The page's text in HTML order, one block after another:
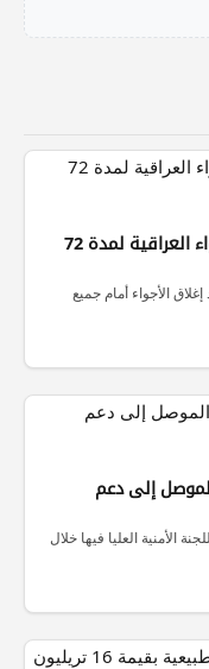
الطيران المدني يعلن تمديد إغلاق الأجواء العراقية لمدة 72
الأجواء أمام جميع
إلى دعم
الأمنية العليا فيها خلال